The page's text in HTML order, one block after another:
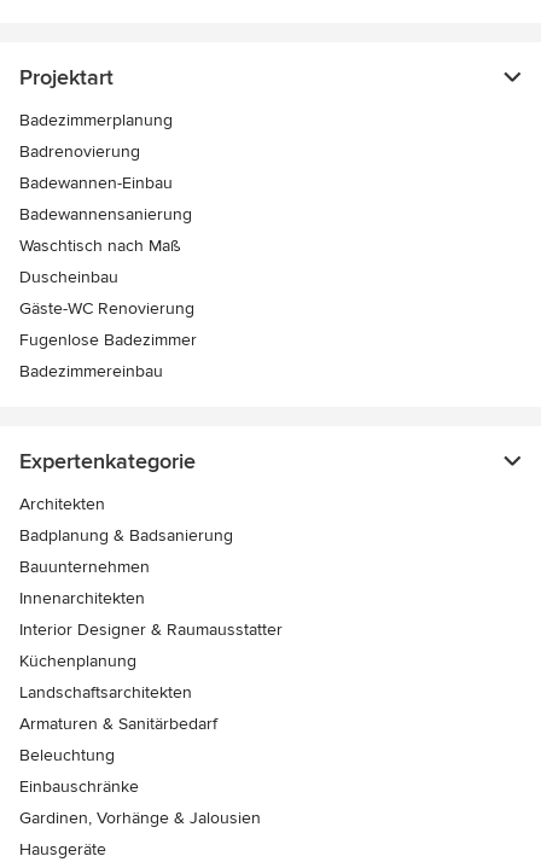
Projektart
Badezimmerplanung
Badrenovierung
Badewannen-Einbau
Badewannensanierung
Waschtisch nach Maß
Duscheinbau
Gäste-WC Renovierung
Fugenlose Badezimmer
Badezimmereinbau
Expertenkategorie
Architekten
Badplanung & Badsanierung
Bauunternehmen
Innenarchitekten
Interior Designer & Raumausstatter
Küchenplanung
Landschaftsarchitekten
Armaturen & Sanitärbedarf
Beleuchtung
Einbauschränke
Gardinen, Vorhänge & Jalousien
Hausgeräte